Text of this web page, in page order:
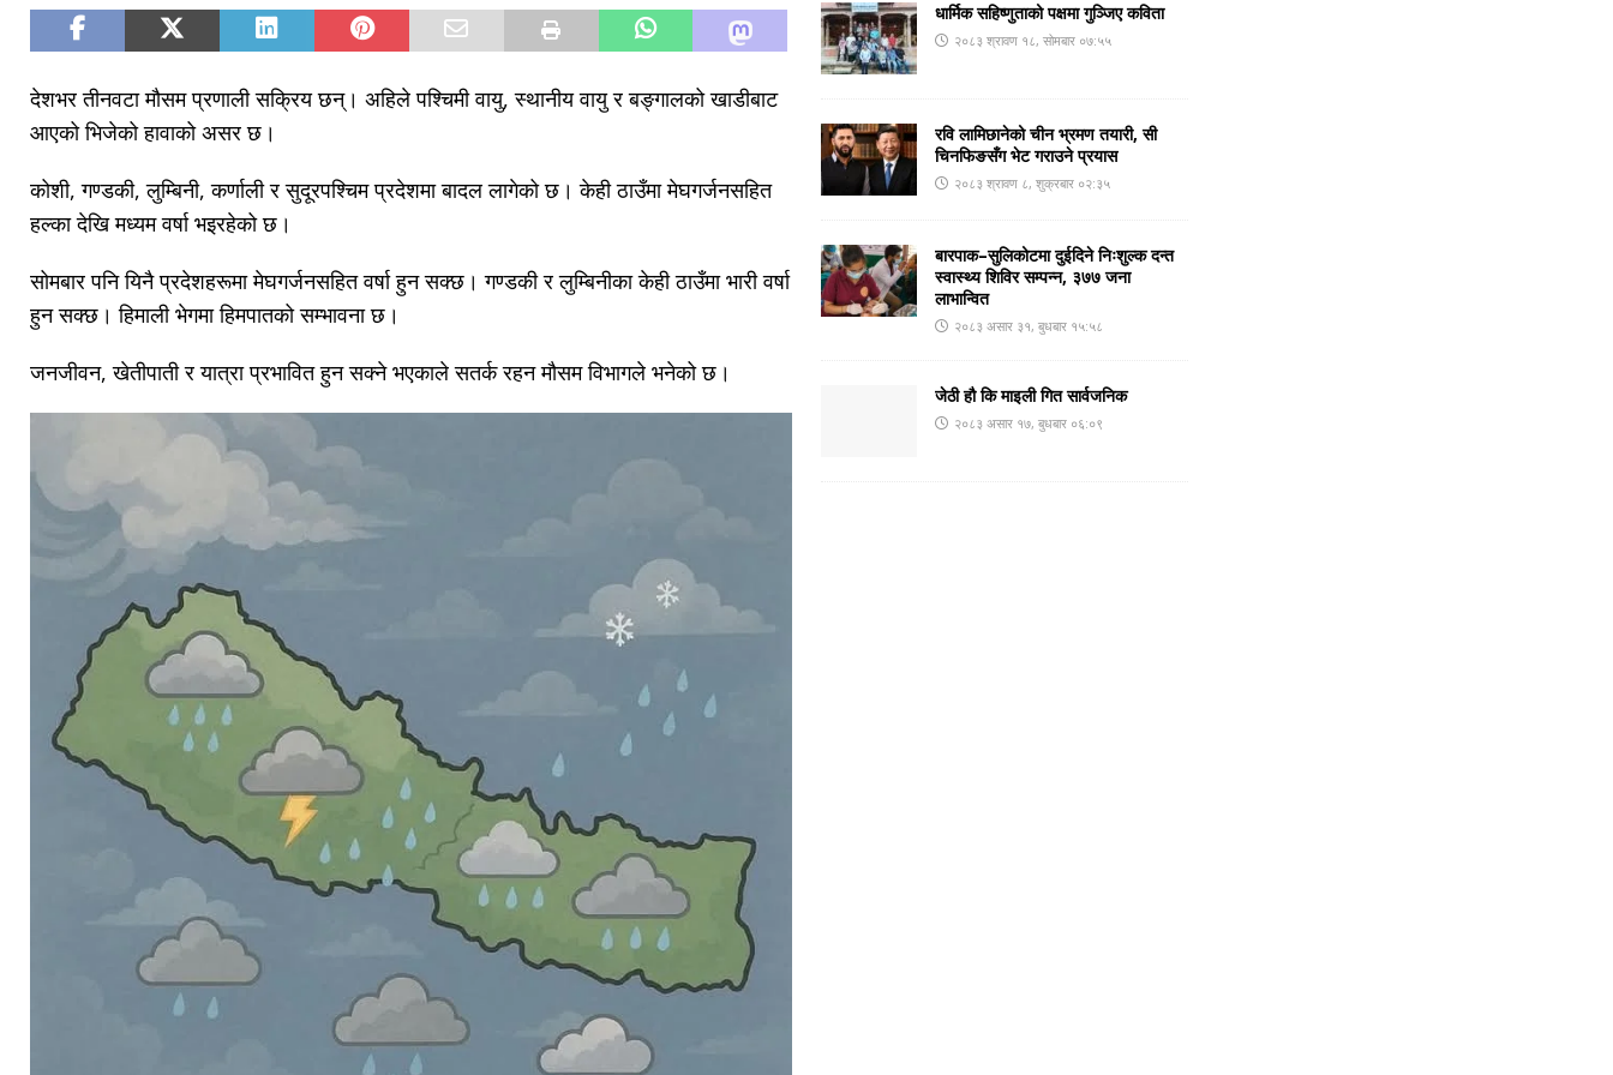
देशभर तीनवटा मौसम प्रणाली सक्रिय छन्। अहिले पश्चिमी वायु, स्थानीय वायु र बङ्गालको खाडीबाट
आएको भिजेको हावाको असर छ।
कोशी, गण्डकी, लुम्बिनी, कर्णाली र सुदूरपश्चिम प्रदेशमा बादल लागेको छ। केही ठाउँमा मेघगर्जनसहित
हल्का देखि मध्यम वर्षा भइरहेको छ।
सोमबार पनि यिनै प्रदेशहरूमा मेघगर्जनसहित वर्षा हुन सक्छ। गण्डकी र लुम्बिनीका केही ठाउँमा भारी वर्षा
हुन सक्छ। हिमाली भेगमा हिमपातको सम्भावना छ।
जनजीवन, खेतीपाती र यात्रा प्रभावित हुन सक्ने भएकाले सतर्क रहन मौसम विभागले भनेको छ।
धार्मिक सहिष्णुताको पक्षमा गुञ्जिए कविता
२०८३ श्रावण १८, सोमबार ०७:५५
रवि लामिछानेको चीन भ्रमण तयारी, सी
चिनफिङसँग भेट गराउने प्रयास
२०८३ श्रावण ८, शुक्रबार ०२:३५
बारपाक–सुलिकोटमा दुईदिने निःशुल्क दन्त
स्वास्थ्य शिविर सम्पन्न, ३७७ जना
लाभान्वित
२०८३ असार ३१, बुधबार १५:५८
जेठी हौ कि माइली गित सार्वजनिक
२०८३ असार १७, बुधबार ०६:०९